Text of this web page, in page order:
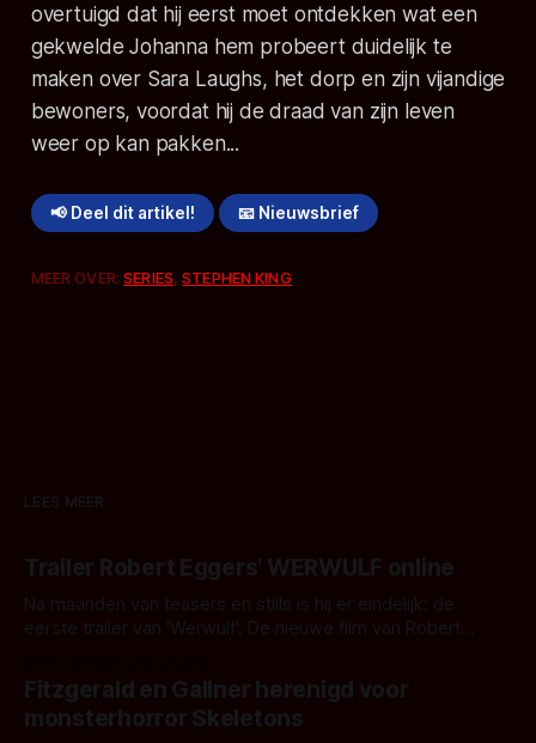
overtuigd dat hij eerst moet ontdekken wat een
gekwelde Johanna hem probeert duidelijk te
maken over Sara Laughs, het dorp en zijn vijandige
bewoners, voordat hij de draad van zijn leven
weer op kan pakken...
📢 Deel dit artikel! 📧 Nieuwsbrief
MEER OVER:SERIES,STEPHEN KING
LEES MEER
Trailer Robert Eggers' WERWULF online
Na maanden van teasers en stills is hij er eindelijk: de
eerste trailer van 'Werwulf'. De nieuwe film van Robert
kille stijl vol folklore en mythe. Het topic deze keer is (kon
het het al raden?)... de weerwolf. Kijk je mee?
Fitzgerald en Gallner herenigd voor
monsterhorror Skeletons